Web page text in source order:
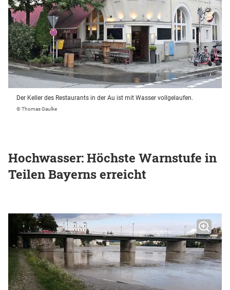
Der Keller des Restaurants in der Au ist mit Wasser vollgelaufen.
© Thomas Gaulke
Hochwasser: Höchste Warnstufe in
Teilen Bayerns erreicht